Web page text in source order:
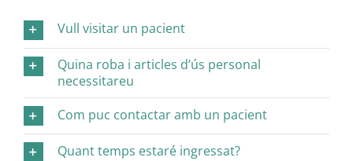
Vull visitar un pacient
Quina roba i articles d’ús personal
necessitareu
Com puc contactar amb un pacient
Quant temps estaré ingressat?